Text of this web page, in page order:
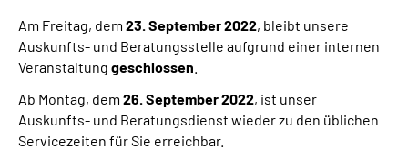
Am Freitag, dem 23.September 2022, bleibt unsere
Auskunfts- und Beratungsstelle aufgrund einer internen
Veranstaltung geschlossen
Ab Montag, dem 26. September 2022, ist unser
Auskunfts- und Beratungsdienst wieder zu den üblichen
Servicezeiten für Sie erreichbar.